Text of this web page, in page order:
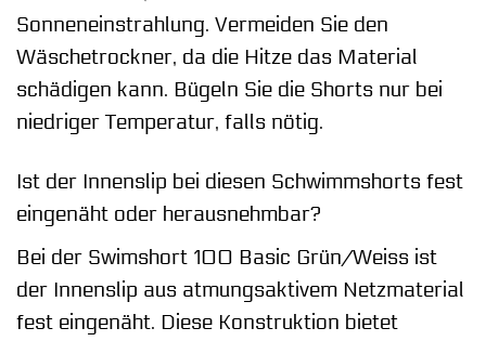
Sonneneinstrahlung. Vermeiden Sie den
Wäschetrockner, da die Hitze das Material
schädigen kann. Bügeln Sie die Shorts nur bei
niedriger Temperatur, falls nötig.
Ist der Innenslip bei diesen Schwimmshorts fest
eingenäht oder herausnehmbar?
Bei der Swimshort 100 Basic Grün/Weiss ist
der Innenslip aus atmungsaktivem Netzmaterial
fest eingenäht. Diese Konstruktion bietet